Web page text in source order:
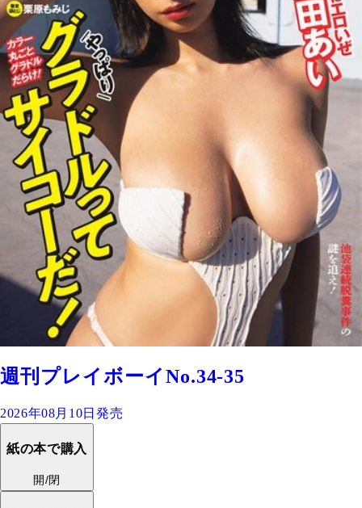
週刊プレイボーイNo.34-35
2026年08月10日発売
紙の本で購入
開/閉